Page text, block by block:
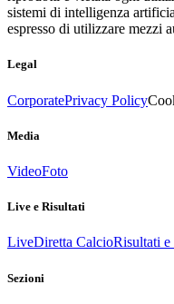
sistemi di intelligenza
espresso di utilizzare mezzi
Legal
CorporatePrivacy Policy
Media
VideoFoto
Live e Risultati
LiveDiretta CalcioRisultati e
Sezioni